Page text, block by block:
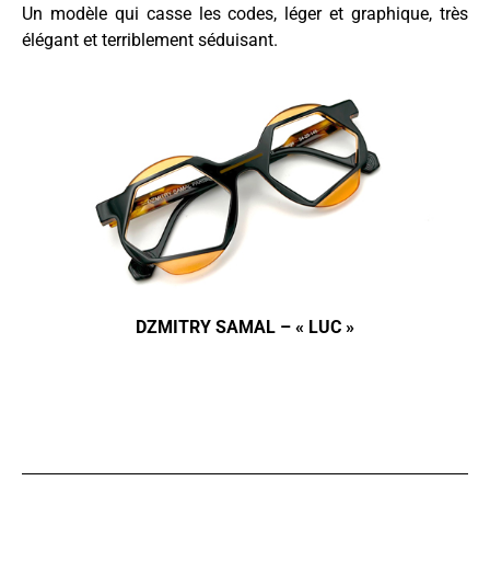
Un modèle qui casse les codes, léger et graphique, très
élégant et terriblement séduisant.
DZMITRY SAMAL – « LUC »